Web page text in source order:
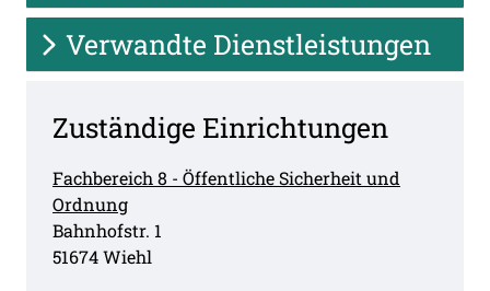
Verwandte Dienstleistungen
Zuständige Einrichtungen
Fachbereich 8 - Öffentliche Sicherheit und
Ordnung
Straße:
Bahnhofstr. Hausnummer:
1
PLZ:
51674Ort:
Wiehl